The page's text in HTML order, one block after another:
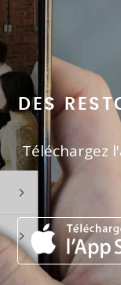
DES
Téléchargez